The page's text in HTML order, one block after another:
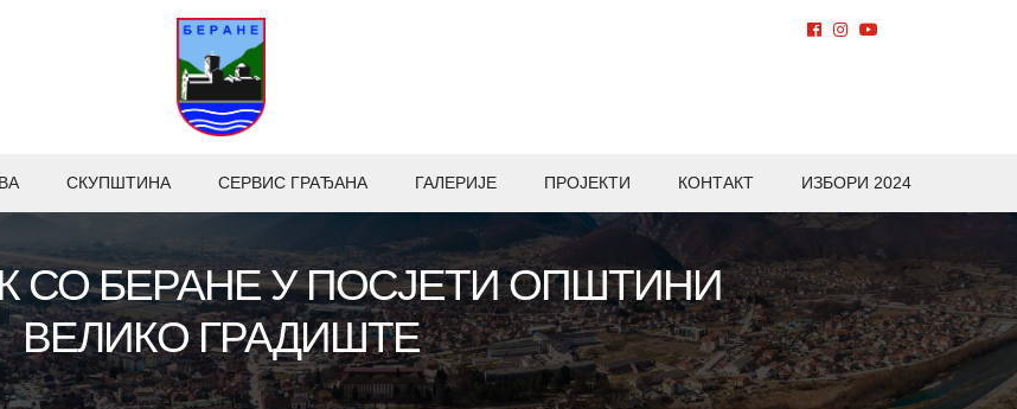
СКУПШТИНА СЕРВИС ГРАЂАНА ГАЛЕРИЈЕ ПРОЈЕКТИ КОНТАКТ ИЗБОРИ 2024
СО БЕРАНЕ У ПОСЈЕТИ ОПШТИНИ
ВЕЛИКО ГРАДИШТЕ